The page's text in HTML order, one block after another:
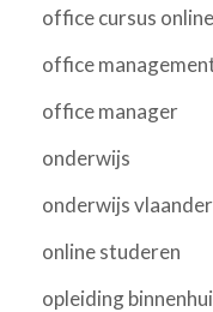
office cursus online
office
office manager
onderwijs
onderwijs
online studeren
opleiding